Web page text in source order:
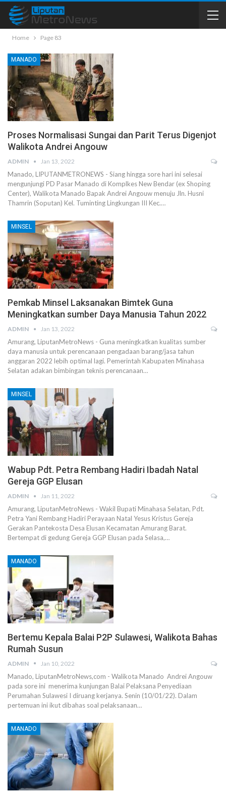
Home Page 83
MANADO
Proses Normalisasi Sungai dan Parit Terus Digenjot
Walikota Andrei Angouw
ADMIN Jan 13, 2022
Manado, LIPUTANMETRONEWS - Siang hingga sore hari ini selesai
mengunjungi PD Pasar Manado di Komplkes New Bendar (ex Shoping
Center), Walikota Manado Bapak Andrei Angouw menuju Jln. Husni
Thamrin (Soputan) Kel. Tuminting Lingkungan III Kec.…
MINSEL
Pemkab Minsel Laksanakan Bimtek Guna
Meningkatkan sumber Daya Manusia Tahun 2022
ADMIN Jan 13, 2022
Amurang, LiputanMetroNews - Guna meningkatkan kualitas sumber
daya manusia untuk perencanaan pengadaan barang/jasa tahun
anggaran 2022 lebih optimal lagi. Pemerintah Kabupaten Minahasa
Selatan adakan bimbingan teknis perencanaan…
MINSEL
Wabup Pdt. Petra Rembang Hadiri Ibadah Natal
Gereja GGP Elusan
ADMIN Jan 11, 2022
Amurang, LiputanMetroNews - Wakil Bupati Minahasa Selatan, Pdt.
Petra Yani Rembang Hadiri Perayaan Natal Yesus Kristus Gereja
Gerakan Pantekosta Desa Elusan Kecamatan Amurang Barat.
Bertempat di gedung Gereja GGP Elusan pada Selasa,…
MANADO
Bertemu Kepala Balai P2P Sulawesi, Walikota Bahas
Rumah Susun
ADMIN Jan 10, 2022
Manado, LiputanMetroNews,com - Walikota Manado Andrei Angouw
pada sore ini menerima kunjungan Balai Pelaksana Penyediaan
Perumahan Sulawesi I diruang kerjanya. Senin (10/01/22). Dalam
pertemuan ini ikut dibahas soal pelaksanaan…
MANADO